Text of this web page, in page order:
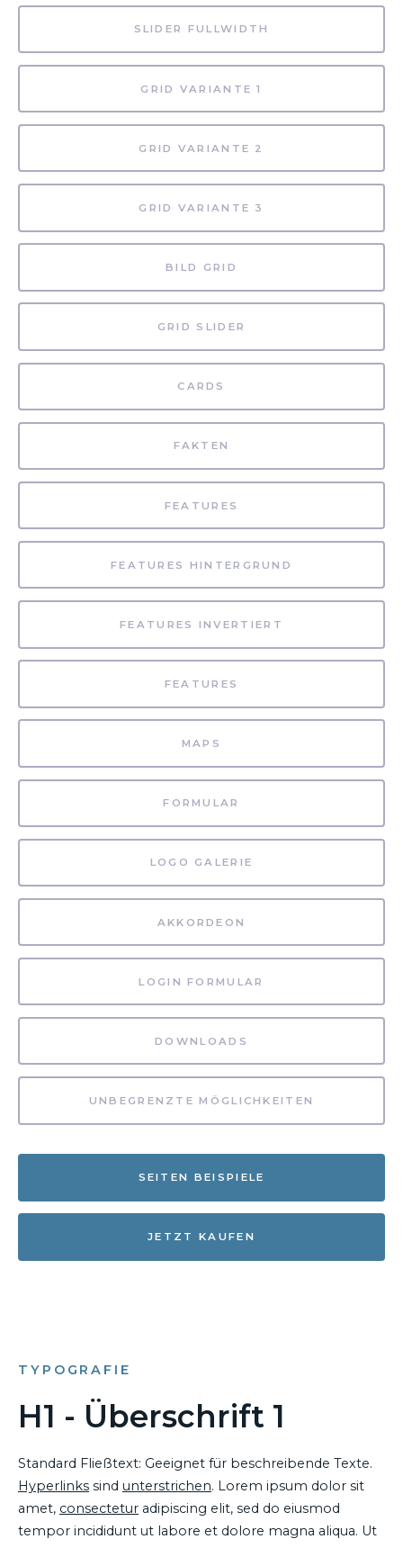
SLIDER FULLWIDTH
GRID VARIANTE 1
GRID VARIANTE 2
GRID VARIANTE 3
BILD GRID
GRID SLIDER
CARDS
FAKTEN
FEATURES
FEATURES HINTERGRUND
FEATURES INVERTIERT
FEATURES
MAPS
FORMULAR
LOGO GALERIE
AKKORDEON
LOGIN FORMULAR
DOWNLOADS
UNBEGRENZTE MÖGLICHKEITEN
SEITEN BEISPIELE
JETZT KAUFEN
TYPOGRAFIE
H1 - Überschrift 1
Standard Fließtext: Geeignet für beschreibende Texte.
Hyperlinks sind unterstrichen. Lorem ipsum dolor sit
amet, consectetur adipiscing elit, sed do eiusmod
tempor incididunt ut labore et dolore magna aliqua. Ut